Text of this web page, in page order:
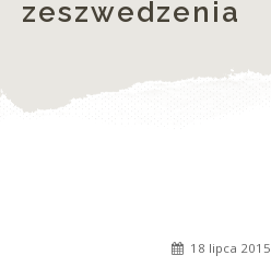
zeszwedzenia
18 lipca 2015